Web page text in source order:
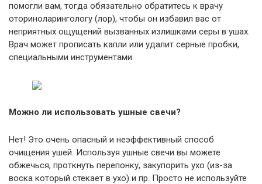
помогли вам, тогда обязательно обратитесь к врачу
оториноларингологу (лор), чтобы он избавил вас от
неприятных ощущений вызванных излишками серы в ушах.
Врач может прописать капли или удалит серные пробки,
специальными инструментами.
Можно ли использовать ушные свечи?
Нет! Это очень опасный и неэффективный способ
очищения ушей. Используя ушные свечи вы можете
обжечься, проткнуть перепонку, закупорить ухо (из-за
воска который стекает в ухо) и пр. Просто не используйте